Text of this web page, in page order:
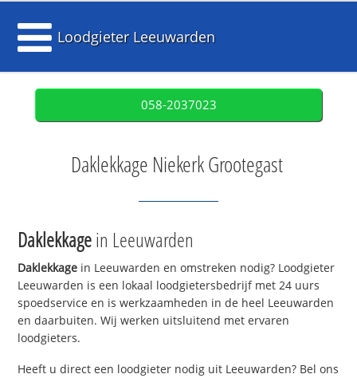
Loodgieter Leeuwarden
058-2037023
Daklekkage Niekerk Grootegast
Daklekkagein Leeuwarden
Daklekkage in Leeuwarden en omstreken nodig? Loodgieter
Leeuwarden is een lokaal loodgietersbedrijf met 24 uurs
spoedservice en is werkzaamheden in de heel Leeuwarden
en daarbuiten. Wij werken uitsluitend met ervaren
loodgieters.
Heeft u direct een loodgieter nodig uit Leeuwarden? Bel ons